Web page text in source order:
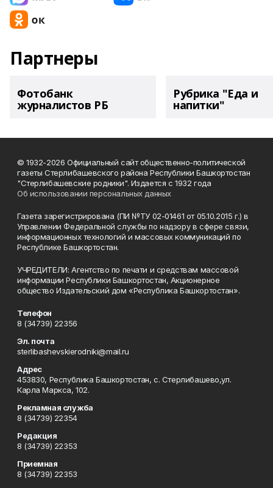
Партнеры
Фотобанк
журналистов РБ
Рубрика "Еда и
напитки"
© 1932-2026 Официальный сайт общественно-политической
газеты Стерлибашевского района Республики Башкортостан
"Стерлибашевские родники". Издается с 1932 года
Об использовании персональных данных
Газета зарегистрирована (ПИ №ТУ 02-01461 от 05.10.2015 г.) в
Управлении Федеральной службы по надзору в сфере связи,
информационных технологий и массовых коммуникаций по
Республике Башкортостан.
УЧРЕДИТЕЛИ: Агентство по печати и средствам массовой
информации Республики Башкортостан, Акционерное
общество Издательский дом «Республика Башкортостан».
Телефон
8 (34739) 22356
Эл. почта
sterlibashevskierodniki@mail.ru
Адрес
453830, Республика Башкортостан, c. Стерлибашево,ул.
Карла Маркса, 102.
Рекламная служба
8 (34739) 22354
Редакция
8 (34739) 22353
Приемная
8 (34739) 22353